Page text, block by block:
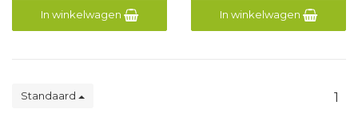
In winkelwagen In winkelwagen
Standaard
1